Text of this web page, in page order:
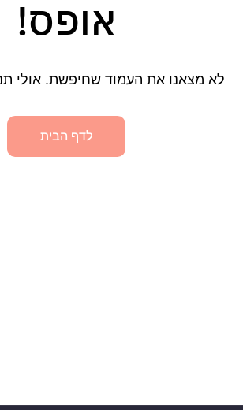
אופס!
לא מצאנו את העמוד שחיפשת. אולי
לדף הבית